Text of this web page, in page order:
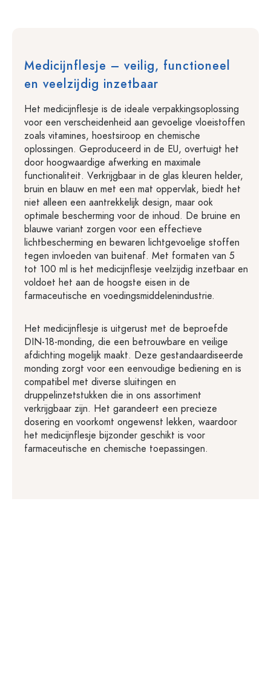
Medicijnflesje – veilig, functioneel
en veelzijdig inzetbaar
Het medicijnflesje is de ideale verpakkingsoplossing
voor een verscheidenheid aan gevoelige vloeistoffen
zoals vitamines, hoestsiroop en chemische
oplossingen. Geproduceerd in de EU, overtuigt het
door hoogwaardige afwerking en maximale
functionaliteit. Verkrijgbaar in de glas kleuren helder,
bruin en blauw en met een mat oppervlak, biedt het
niet alleen een aantrekkelijk design, maar ook
optimale bescherming voor de inhoud. De bruine en
blauwe variant zorgen voor een effectieve
lichtbescherming en bewaren lichtgevoelige stoffen
tegen invloeden van buitenaf. Met formaten van 5
tot 100 ml is het medicijnflesje veelzijdig inzetbaar en
voldoet het aan de hoogste eisen in de
farmaceutische en voedingsmiddelenindustrie.
Het medicijnflesje is uitgerust met de beproefde
DIN-18-monding, die een betrouwbare en veilige
afdichting mogelijk maakt. Deze gestandaardiseerde
monding zorgt voor een eenvoudige bediening en is
compatibel met diverse sluitingen en
druppelinzetstukken die in ons assortiment
verkrijgbaar zijn. Het garandeert een precieze
dosering en voorkomt ongewenst lekken, waardoor
het medicijnflesje bijzonder geschikt is voor
farmaceutische en chemische toepassingen.